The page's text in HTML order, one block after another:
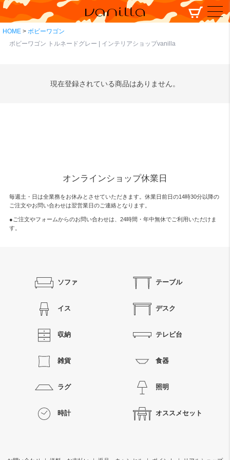
HOME
ボビーワゴン
ボビーワゴン トルネードグレー | インテリアショップvanilla
現在登録されている商品はありません。
オンラインショップ休業日
毎週土・日は全業務をお休みとさせていただきます。休業日前日の14時30分以降の
ご注文やお問い合わせは翌営業日のご連絡となります。
●ご注文やフォームからのお問い合わせは、 24時間・年中無休でご利用いただけま
す。
ソファ テーブル
イス デスク
収納 テレビ台
雑貨 食器
ラグ 照明
時計 オススメセット